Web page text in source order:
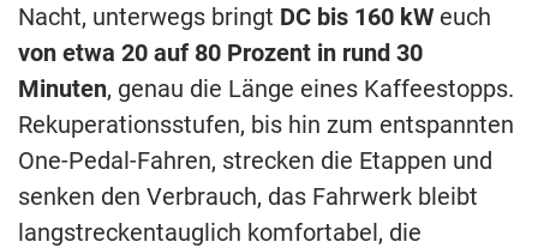
Nacht, unterwegs bringt DC bis 160 kW euch
von etwa 20 auf 80 Prozent in rund 30
Minuten, genau die Länge eines Kaffeestopps.
Rekuperationsstufen, bis hin zum entspannten
One-Pedal-Fahren, strecken die Etappen und
senken den Verbrauch, das Fahrwerk bleibt
langstreckentauglich komfortabel, die